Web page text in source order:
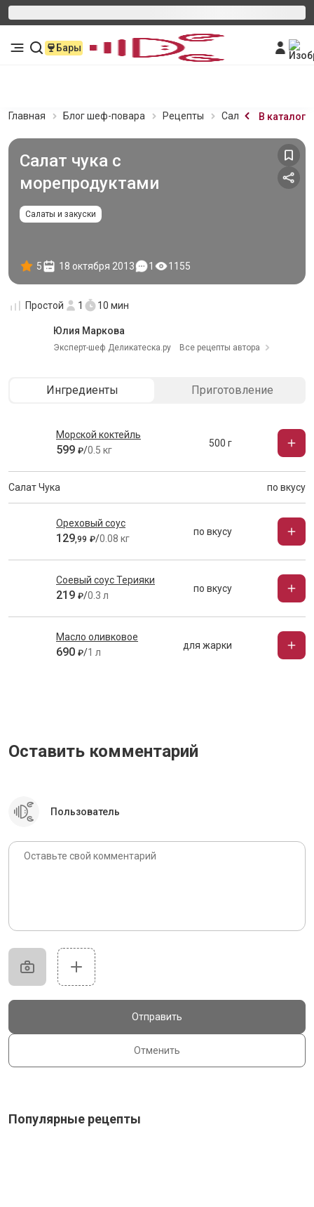
Бары
Главная Блог шеф-повара Рецепты Салат чука сВ каталог
Салат чука с
морепродуктами
Салаты и закуски
5 18 октября 2013 1 1155
Простой 1 10 мин
Юлия Маркова
Эксперт-шеф Деликатеска.ру Все рецепты автора
Ингредиенты Приготовление
Морской коктейль
599 ₽/0.5 кг
500 г
Салат Чука по вкусу
Ореховый соус
129,99 ₽/0.08 кг
по вкусу
Соевый соус Терияки
219 ₽/0.3 л
по вкусу
Масло оливковое
690 ₽/1 л
для жарки
Оставить комментарий
Пользователь
Отменить
Отправить
Популярные рецепты